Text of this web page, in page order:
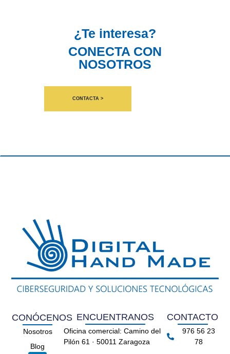
¿Te interesa?
CONECTA CON
NOSOTROS
CONTACTA >
CONÓCENOS
Nosotros
Blog
ENCUENTRANOS
Oficina comercial: Camino del
Pilón 61 · 50011 Zaragoza
CONTACTO
976 56 23
78